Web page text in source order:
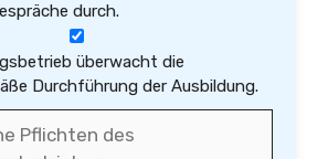
durch.
überwacht die
Durchführung der Ausbildung.